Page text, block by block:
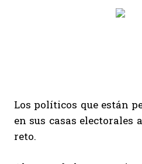
Los políticos que están
en sus casas
reto.